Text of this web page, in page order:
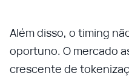
Além disso, o timing
oportuno. O mercado
crescente de